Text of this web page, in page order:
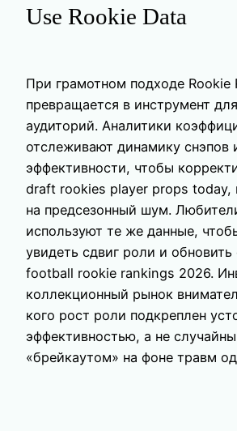
Use Rookie Data
При грамотном подходе Rookie
превращается в инструмент
аудиторий. Аналитики
отслеживают динамику снэпов
эффективности, чтобы
draft rookies player props today,
на предсезонный шум.
используют те же данные,
увидеть сдвиг роли и
football rookie rankings 2026.
коллекционный рынок
кого рост роли подкреплен
эффективностью, а не
«брейкаутом» на фоне травм